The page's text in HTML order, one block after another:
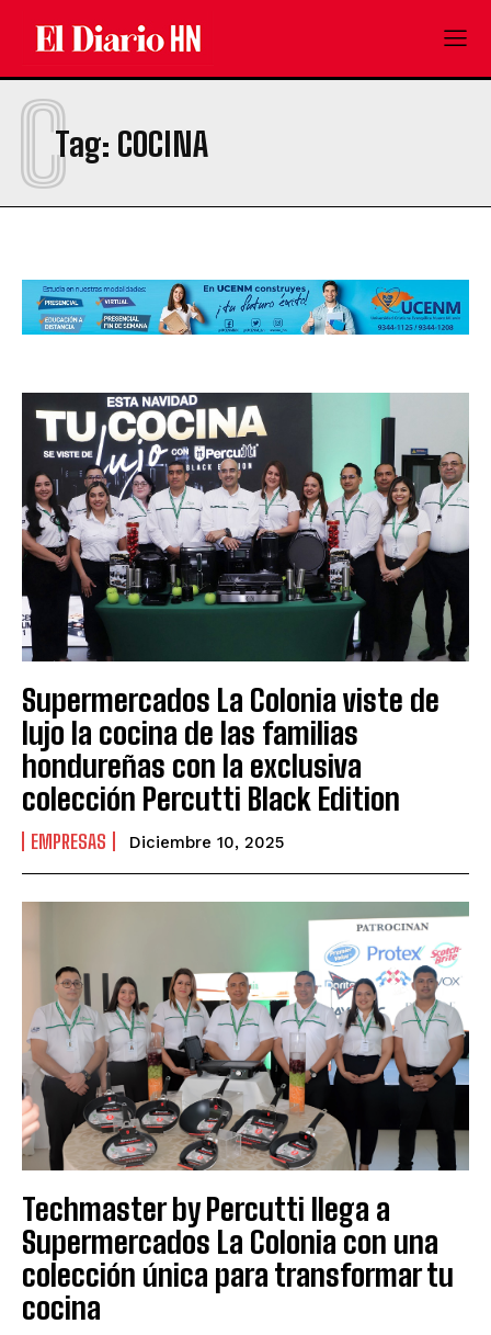
Tag: COCINA
C
Supermercados La Colonia viste de
lujo la cocina de las familias
hondureñas con la exclusiva
colección Percutti Black Edition
EMPRESAS Diciembre 10, 2025
Techmaster by Percutti llega a
Supermercados La Colonia con una
colección única para transformar tu
cocina